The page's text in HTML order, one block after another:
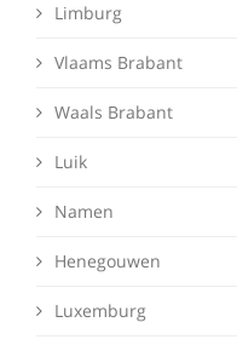
Limburg
Vlaams Brabant
Waals Brabant
Luik
Namen
Henegouwen
Luxemburg